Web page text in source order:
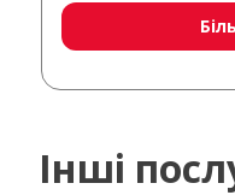
Інші